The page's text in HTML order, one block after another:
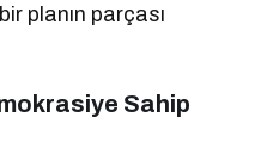
planın parçası
Sahip